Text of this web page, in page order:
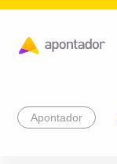
Apontador